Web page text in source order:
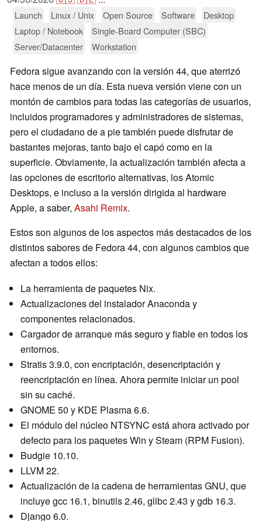
Launch Linux / Unix Open Source Software
Desktop
Laptop / Notebook
Single-Board Computer (SBC)
Server/Datacenter
Workstation
Fedora sigue avanzando con la versión 44, que aterrizó
hace menos de un día. Esta nueva versión viene con un
montón de cambios para todas las categorías de usuarios,
incluidos programadores y administradores de sistemas,
pero el ciudadano de a pie también puede disfrutar de
bastantes mejoras, tanto bajo el capó como en la
superficie. Obviamente, la actualización también afecta a
las opciones de escritorio alternativas, los Atomic
Desktops, e incluso a la versión dirigida al hardware
Apple, a saber, Asahi Remix.
Estos son algunos de los aspectos más destacados de los
distintos sabores de Fedora 44, con algunos cambios que
afectan a todos ellos:
La herramienta de paquetes Nix.
Actualizaciones del instalador Anaconda y
componentes relacionados.
Cargador de arranque más seguro y fiable en todos los
entornos.
Stratis 3.9.0, con encriptación, desencriptación y
reencriptación en línea. Ahora permite iniciar un pool
sin su caché.
GNOME 50 y KDE Plasma 6.6.
El módulo del núcleo NTSYNC está ahora activado por
defecto para los paquetes Win y Steam (RPM Fusion).
Budgie 10.10.
LLVM 22.
Actualización de la cadena de herramientas GNU, que
incluye gcc 16.1, binutils 2.46, glibc 2.43 y gdb 16.3.
Django 6.0.